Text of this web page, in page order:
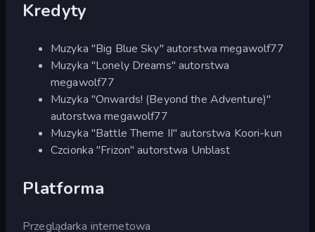
Kredyty
Muzyka "Big Blue Sky" autorstwa megawolf77
Muzyka "Lonely Dreams" autorstwa
megawolf77
Muzyka "Onwards! (Beyond the Adventure)"
autorstwa megawolf77
Muzyka "Battle Theme II" autorstwa Koori-kun
Czcionka "Frizon" autorstwa Unblast
Platforma
Przeglądarka internetowa